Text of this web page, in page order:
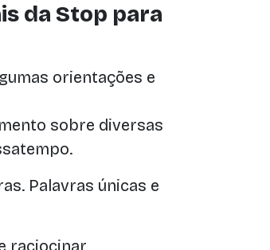
da Stop para
orientações e
sobre diversas
Palavras únicas e
raciocinar